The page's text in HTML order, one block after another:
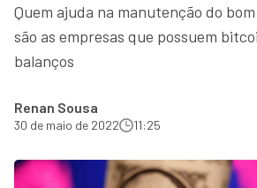
Quem ajuda na manutenção do
são as empresas que possuem
balanços
Renan Sousa
30 de maio de 2022 11:25